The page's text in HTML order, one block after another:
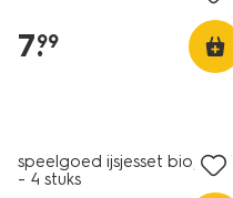
7.
99
speelgoed ijsjesset
- 4 stuks